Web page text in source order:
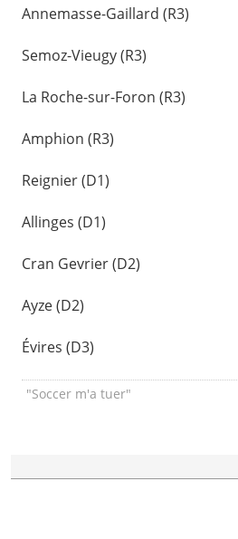
Annemasse-Gaillard (R3)
Semoz-Vieugy (R3)
La Roche-sur-Foron (R3)
Amphion (R3)
Reignier (D1)
Allinges (D1)
Cran Gevrier (D2)
Ayze (D2)
Évires (D3)
"Soccer m'a tuer"